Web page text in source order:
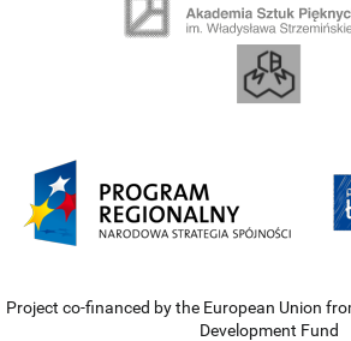
Project co-financed by the European Union
Development Fund